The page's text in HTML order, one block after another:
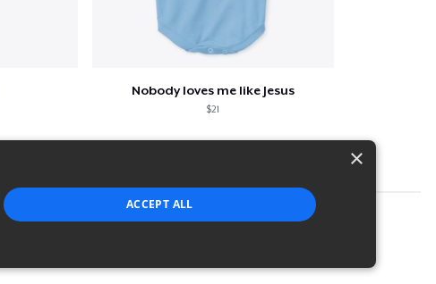
Nobody loves me like Jesus
$21
×
ACCEPT ALL